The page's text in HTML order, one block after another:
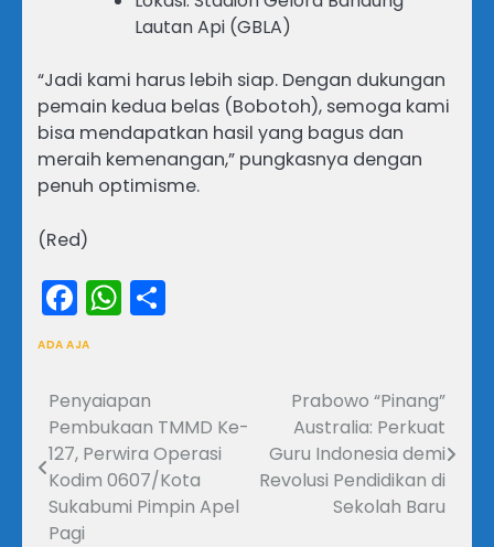
Lautan Api (GBLA)
“Jadi kami harus lebih siap. Dengan dukungan
pemain kedua belas (Bobotoh), semoga kami
bisa mendapatkan hasil yang bagus dan
meraih kemenangan,” pungkasnya dengan
penuh optimisme.
(Red)
Facebook
WhatsApp
ADA AJA
Navigasi
pos
Penyaiapan
Pembukaan TMMD Ke-
127, Perwira Operasi
Kodim 0607/Kota
Sukabumi Pimpin Apel
Pagi
Prabowo “Pinang”
Australia: Perkuat
Guru Indonesia demi
Revolusi Pendidikan di
Sekolah Baru